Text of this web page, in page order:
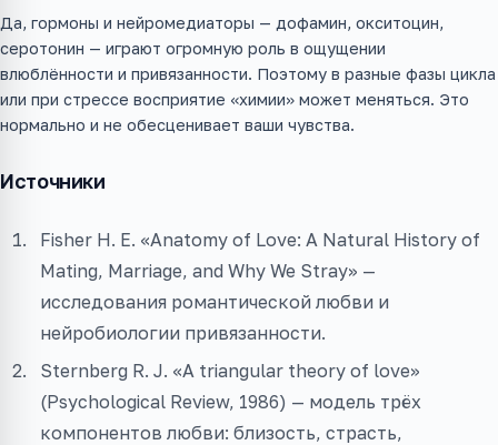
Да, гормоны и нейромедиаторы — дофамин, окситоцин,
серотонин — играют огромную роль в ощущении
влюблённости и привязанности. Поэтому в разные фазы цикла
или при стрессе восприятие «химии» может меняться. Это
нормально и не обесценивает ваши чувства.
Источники
Fisher H. E. «Anatomy of Love: A Natural History of
Mating, Marriage, and Why We Stray» —
исследования романтической любви и
нейробиологии привязанности.
Sternberg R. J. «A triangular theory of love»
(Psychological Review, 1986) — модель трёх
компонентов любви: близость, страсть,